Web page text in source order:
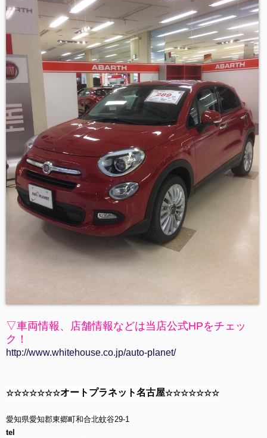
▽車両情報、店舗情報などは当店公式HPをチェッ
ク！
http://www.whitehouse.co.jp/auto-planet/
☆☆☆☆☆☆☆オートプラネット名古屋☆☆☆☆☆☆☆
愛知県愛知郡東郷町和合北蚊谷29-1
tel